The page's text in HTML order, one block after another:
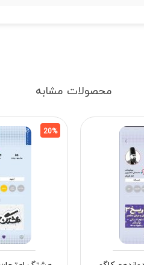
محصولات مشابه
20%